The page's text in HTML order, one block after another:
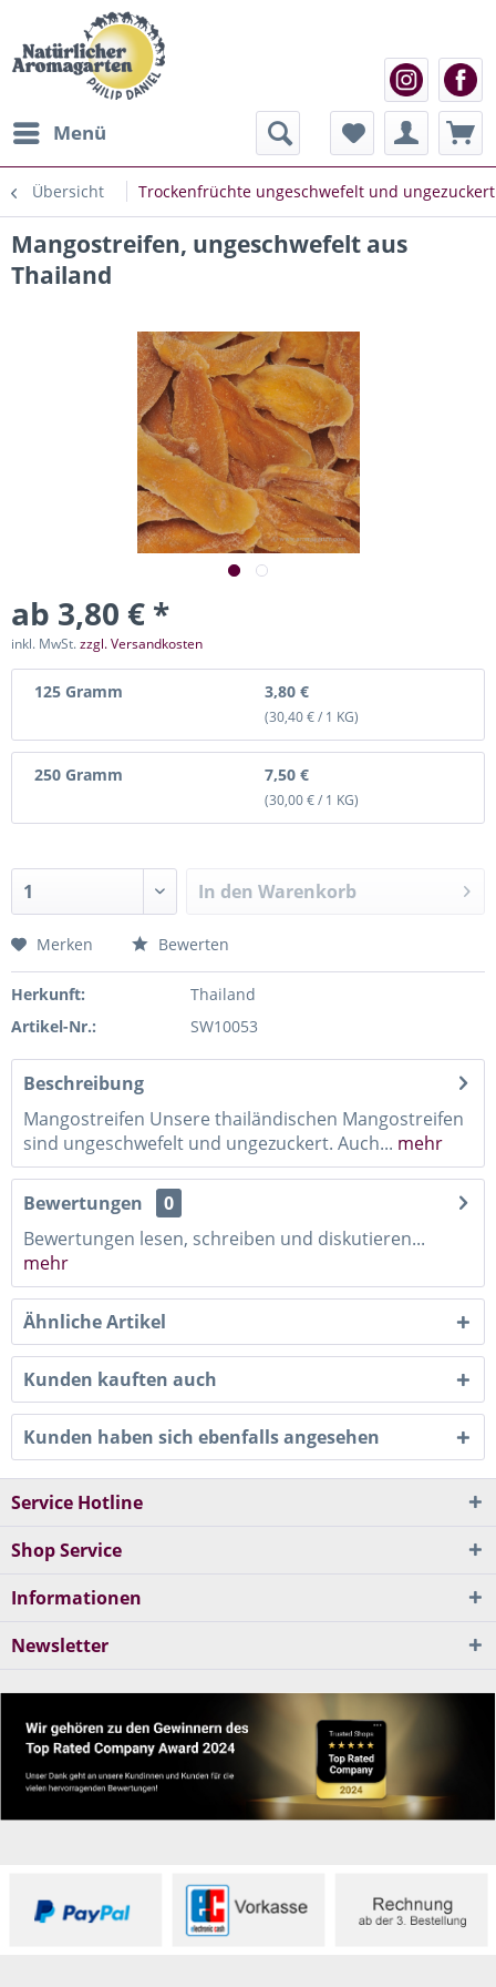
Menü
Übersicht Trockenfrüchte ungeschwefelt und ungezuckert
Mangostreifen, ungeschwefelt aus
Thailand
ab 3,80 € *
inkl. MwSt.zzgl. Versandkosten
125 Gramm 3,80 €
(30,40 € / 1 KG)
250 Gramm 7,50 €
(30,00 € / 1 KG)
In den Warenkorb
Merken Bewerten
Herkunft:
Thailand
Artikel-Nr.:
SW10053
Beschreibung
Mangostreifen Unsere thailändischen Mangostreifen
sind ungeschwefelt und ungezuckert. Auch... mehr
Bewertungen
0
Bewertungen lesen, schreiben und diskutieren...
mehr
Ähnliche Artikel
Kunden kauften auch
Kunden haben sich ebenfalls angesehen
Service Hotline
Shop Service
Informationen
Newsletter